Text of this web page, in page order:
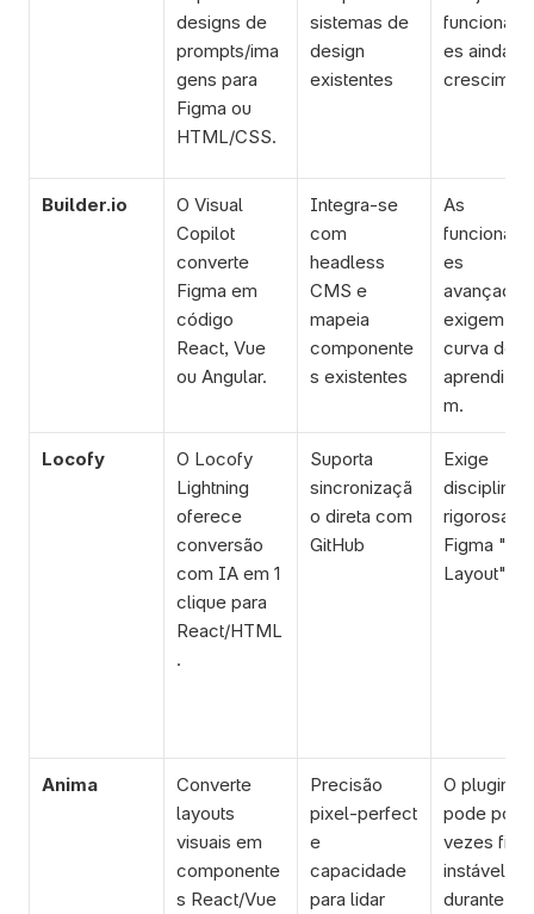
designs de
prompts/ima
gens para
Figma ou
HTML/CSS.
sistemas de
design
existentes
es ainda
Builder.io
O Visual
Copilot
converte
Figma em
código
React, Vue
ou Angular.
Integra-se
com
headless
CMS e
mapeia
componente
s existentes
As
es
avançadas
exigem
curva de
m.
Locofy
O Locofy
Lightning
oferece
conversão
com IA em 1
clique para
React/HTML
.
Suporta
sincronizaçã
o direta com
GitHub
Exige
disciplina
rigorosa
Figma
Layout".
Anima
Converte
layouts
visuais em
componente
s React/Vue
Precisão
pixel-perfect
e
capacidade
para lidar
O plugin
pode por
vezes ficar
instável
durante a